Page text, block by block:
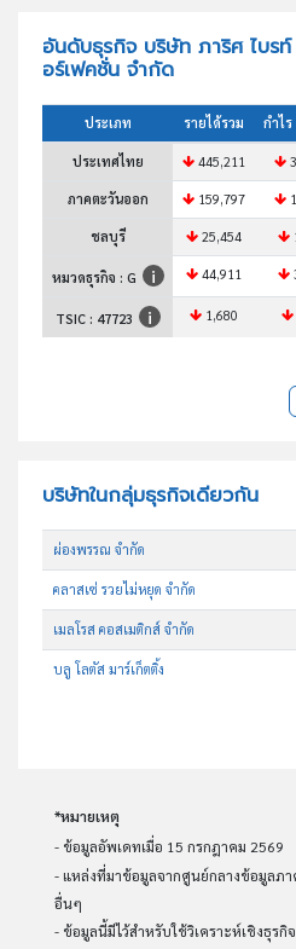
อันดับธุรกิจ บริษัท ภาริศ ไบรท์
อร์เฟคชั่น จำกัด
ประเภท รายได้รวม กำไ
ประเทศไทย 445,211
ภาคตะวันออก 159,797
ชลบุรี 25,454
หมวดธุรกิจ : G 44,911
TSIC : 47723 1,680
บริษัทในกลุ่มธุรกิจเดียวกัน
ผ่องพรรณ จำกัด
คลาสเซ่ รวยไม่หยุด จำกัด
เมลโรส คอสเมติกส์ จำกัด
บลู โลตัส มาร์เก็ตติ้ง
*หมายเหตุ
- ข้อมูลอัพเดทเมื่อ 15 กรกฎาคม 2569
- แหล่งที่มาข้อมูลจากศูนย์กลางข้อมูลภ
อื่นๆ
- ข้อมูลนี้มีไว้สำหรับใช้วิเคราะห์เชิงธุรกิ